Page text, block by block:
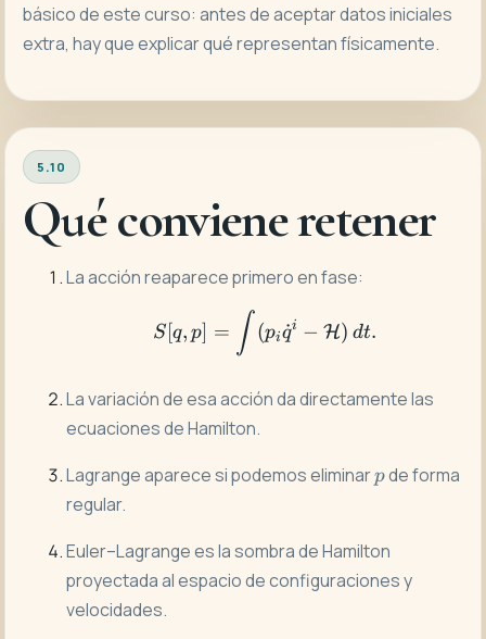
básico de este curso: antes de aceptar datos iniciales
extra, hay que explicar qué representan físicamente.
5.10
Qué conviene retener
La acción reaparece primero en fase:
S[q,p]=\int(p_i\dot
S [q, p] = ∫ (piq
˙i − H) dt.
La variación de esa acción da directamente las
ecuaciones de Hamilton.
Lagrange aparece si podemos eliminarp
pde forma
regular.
Euler–Lagrange es la sombra de Hamilton
proyectada al espacio de configuraciones y
velocidades.